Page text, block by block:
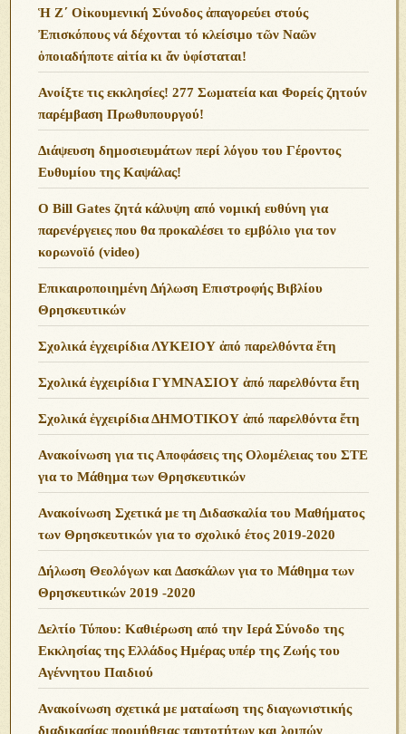
Ἡ Ζ΄ Οἰκουμενική Σύνοδος ἀπαγορεύει στούς
Ἐπισκόπους νά δέχονται τό κλείσιμο τῶν Ναῶν
ὁποιαδήποτε αἰτία κι ἄν ὑφίσταται!
Ανoίξτε τις εκκλησίες! 277 Σωματεία και Φορείς ζητούν
παρέμβαση Πρωθυπουργού!
Διάψευση δημοσιευμάτων περί λόγου του Γέροντος
Ευθυμίου της Καψάλας!
O Bill Gates ζητά κάλυψη από νομική ευθύνη για
παρενέργειες που θα προκαλέσει το εμβόλιο για τον
κορωνοϊό (video)
Επικαιροποιημένη Δήλωση Επιστροφής Βιβλίου
Θρησκευτικών
Σχολικά ἐγχειρίδια ΛΥΚΕΙΟΥ ἀπό παρελθόντα ἔτη
Σχολικά ἐγχειρίδια ΓΥΜΝΑΣΙΟΥ ἀπό παρελθόντα ἔτη
Σχολικά ἐγχειρίδια ΔΗΜΟΤΙΚΟΥ ἀπό παρελθόντα ἔτη
Ανακοίνωση για τις Αποφάσεις της Ολομέλειας του ΣΤΕ
για το Μάθημα των Θρησκευτικών
Ανακοίνωση Σχετικά με τη Διδασκαλία του Μαθήματος
των Θρησκευτικών για το σχολικό έτος 2019-2020
Δήλωση Θεολόγων και Δασκάλων για το Μάθημα των
Θρησκευτικών 2019 -2020
Δελτίο Τύπου: Καθιέρωση από την Ιερά Σύνοδο της
Εκκλησίας της Ελλάδος Ημέρας υπέρ της Ζωής του
Αγέννητου Παιδιού
Ανακοίνωση σχετικά με ματαίωση της διαγωνιστικής
διαδικασίας προμήθειας ταυτοτήτων και λοιπών